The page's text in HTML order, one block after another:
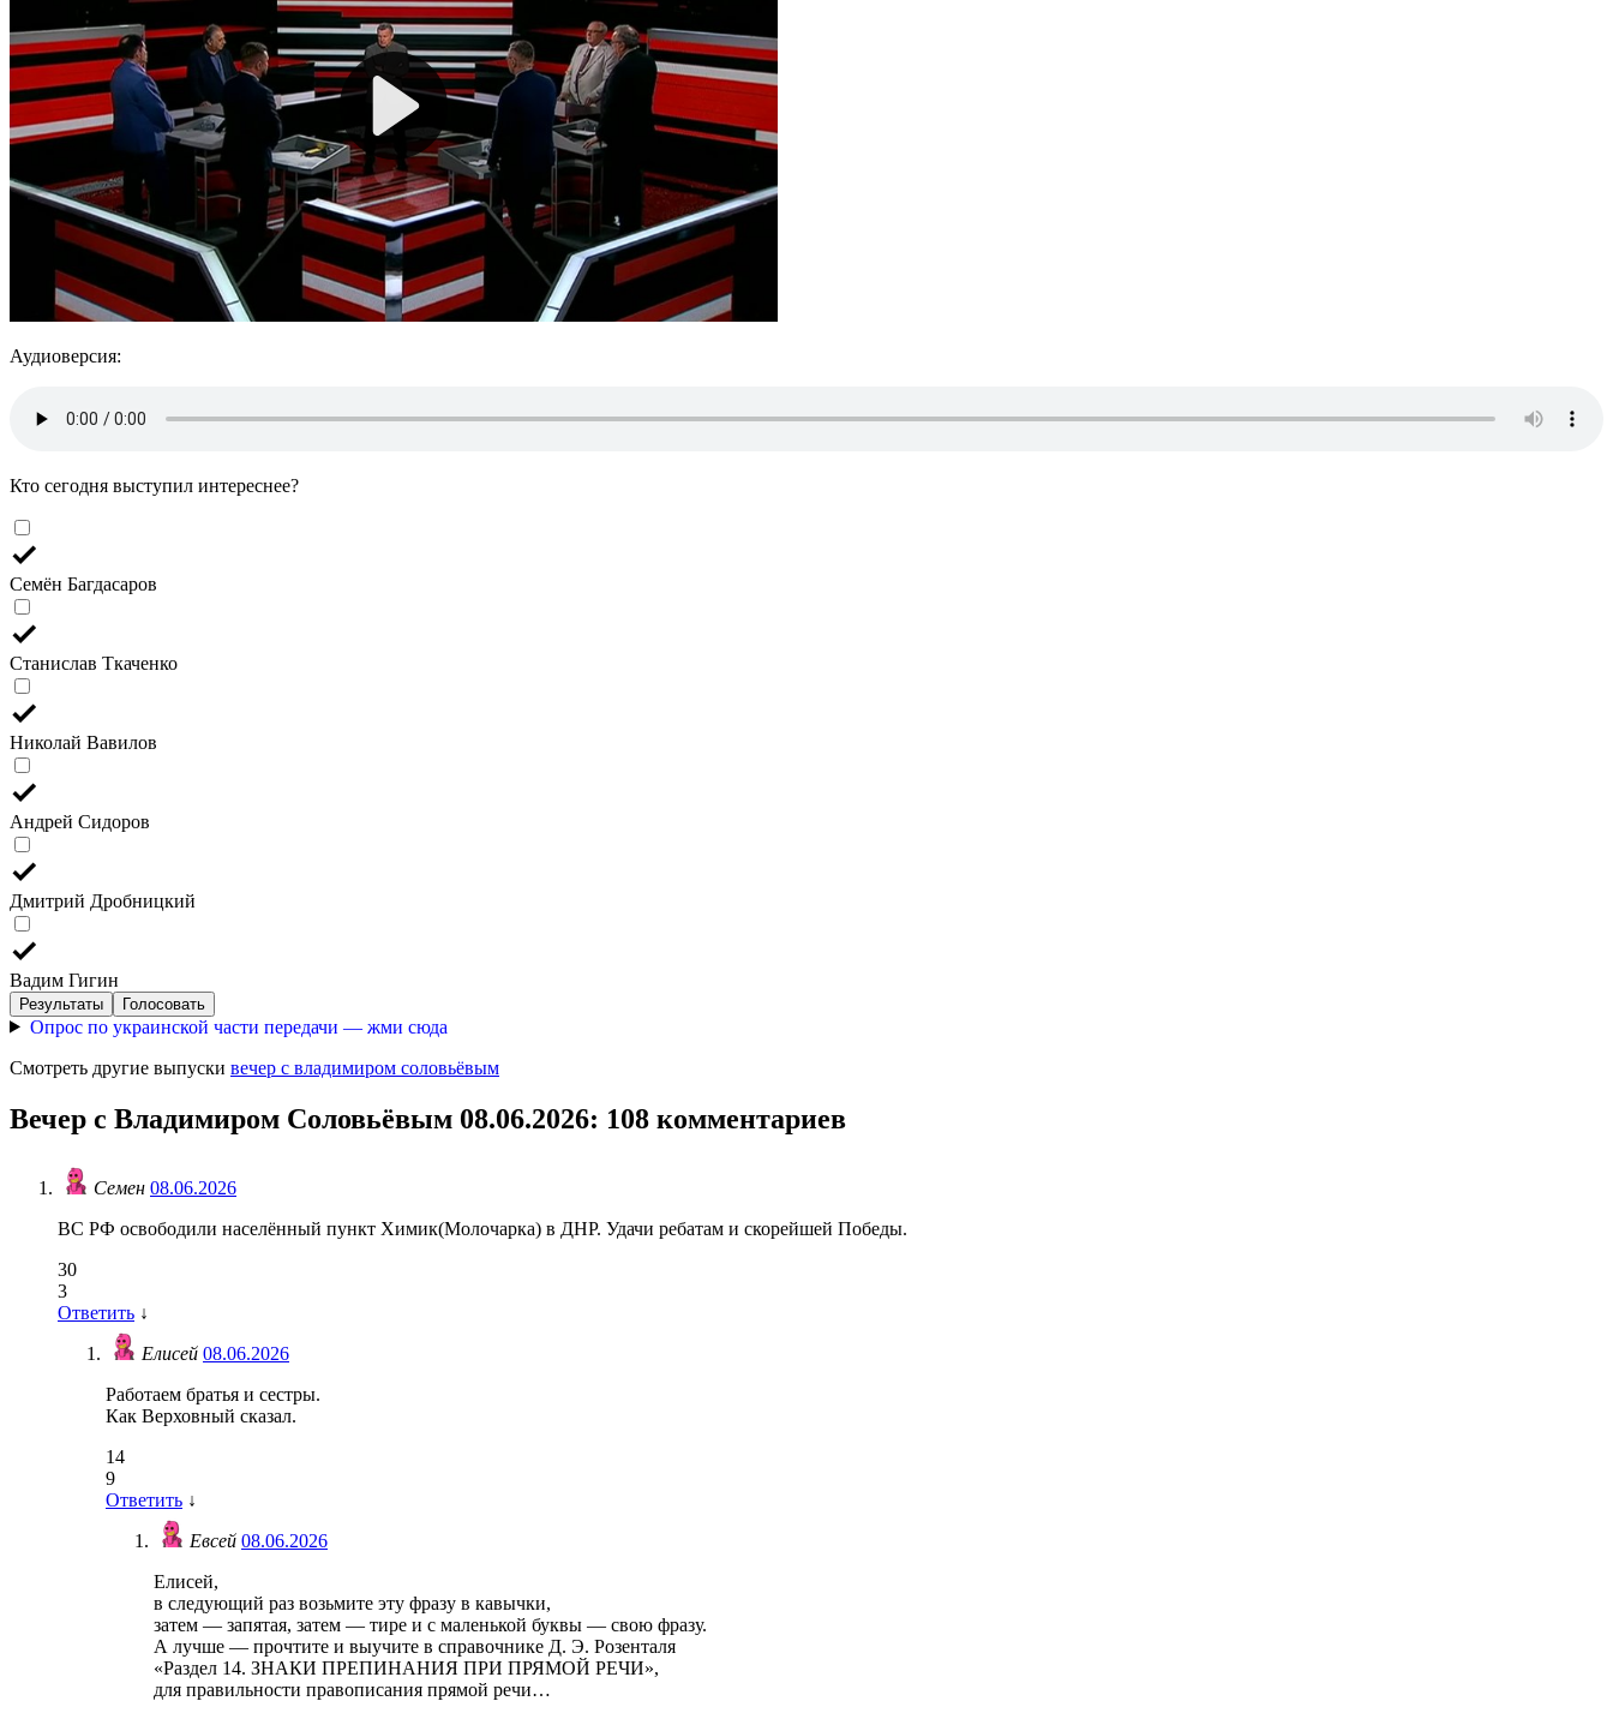
Аудиоверсия:
Кто сегодня выступил интереснее?
Семён Багдасаров
Станислав Ткаченко
Николай Вавилов
Андрей Сидоров
Дмитрий Дробницкий
Вадим Гигин
Результаты Голосовать
Опрос по украинской части передачи — жми сюда
Смотреть другие выпуски вечер с владимиром соловьёвым
Вечер с Владимиром Соловьёвым 08.06.2026: 108 комментариев
Семен 08.06.2026
ВС РФ освободили населённый пункт Химик(Молочарка) в ДНР. Удачи ребатам и скорейшей Победы.
30
3
Ответить ↓
Елисей 08.06.2026
Работаем братья и сестры.
Как Верховный сказал.
14
9
Ответить ↓
Евсей 08.06.2026
Елисей,
в следующий раз возьмите эту фразу в кавычки,
затем — запятая, затем — тире и с маленькой буквы — свою фразу.
А лучше — прочтите и выучите в справочнике Д. Э. Розенталя
«Раздел 14. ЗНАКИ ПРЕПИНАНИЯ ПРИ ПРЯМОЙ РЕЧИ»,
для правильности правописания прямой речи…